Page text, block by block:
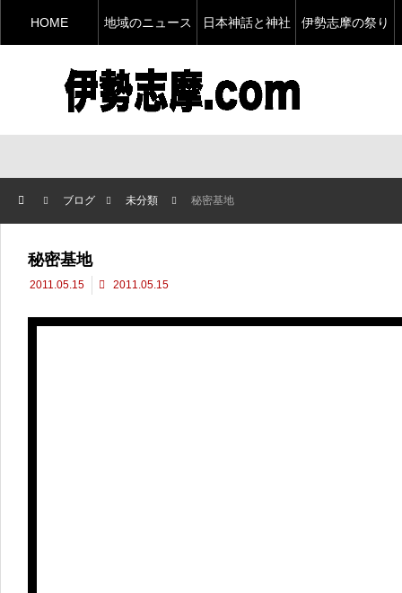
HOME 地域のニュース 日本神話と神社 伊勢志摩の祭り
ブログ 未分類 秘密基地
秘密基地
2011.05.15 2011.05.15